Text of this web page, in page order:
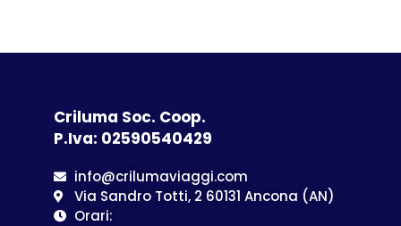
Criluma Soc. Coop.
P.Iva: 02590540429
info@crilumaviaggi.com
Via Sandro Totti, 2 60131 Ancona (AN)
Orari: